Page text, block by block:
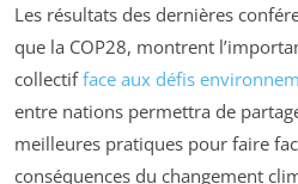
Les résultats des dernières
que la COP28, montrent
collectifface aux défis
entre nations permettra de
meilleures pratiques pour faire
conséquences du changement